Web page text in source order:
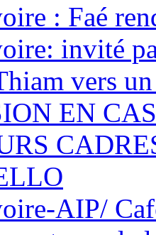
: Faé
invité
vers
EN
AIP/